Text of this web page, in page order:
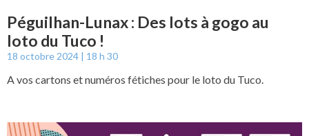
Péguilhan-Lunax : Des lots à gogo au
loto du Tuco !
18 octobre 2024 18 h 30
A vos cartons et numéros fétiches pour le loto du Tuco.